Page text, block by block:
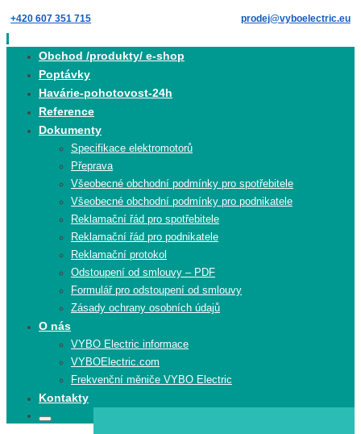
Skip
to
content
+420 607 351 715 prodej@vyboelectric.eu
Obchod /produkty/ e-shop
Poptávky
Havárie-pohotovost-24h
Reference
Dokumenty
Specifikace elektromotorů
Přeprava
Všeobecné obchodní podmínky pro spotřebitele
Všeobecné obchodní podmínky pro podnikatele
Reklamační řád pro spotřebitele
Reklamační řád pro podnikatele
Reklamační protokol
Odstoupení od smlouvy – PDF
Formulář pro odstoupení od smlouvy
Zásady ochrany osobních údajů
O nás
VYBO Electric informace
VYBOElectric.com
Frekvenční měniče VYBO Electric
Kontakty
Search
Search